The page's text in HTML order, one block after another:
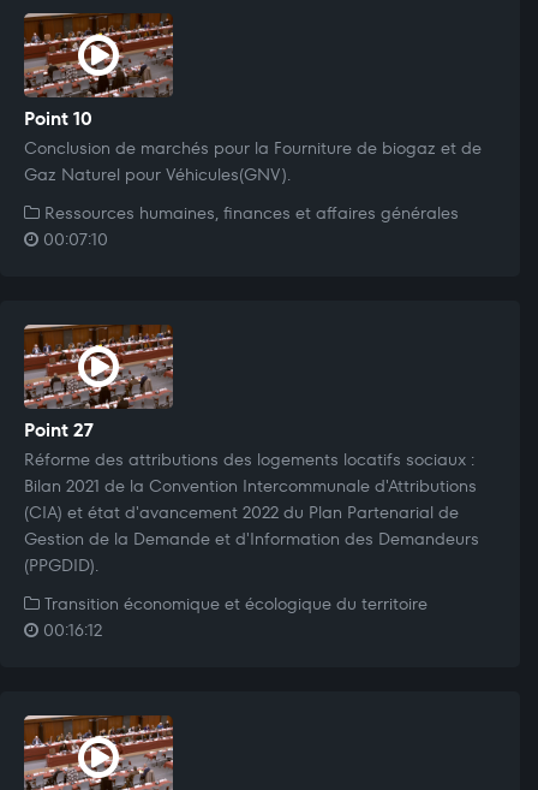
Point 10
Conclusion de marchés pour la Fourniture de biogaz et de
Gaz Naturel pour Véhicules(GNV).
Ressources humaines, finances et affaires générales
00:07:10
Point 27
Réforme des attributions des logements locatifs sociaux :
Bilan 2021 de la Convention Intercommunale d'Attributions
(CIA) et état d'avancement 2022 du Plan Partenarial de
Gestion de la Demande et d'Information des Demandeurs
(PPGDID).
Transition économique et écologique du territoire
00:16:12